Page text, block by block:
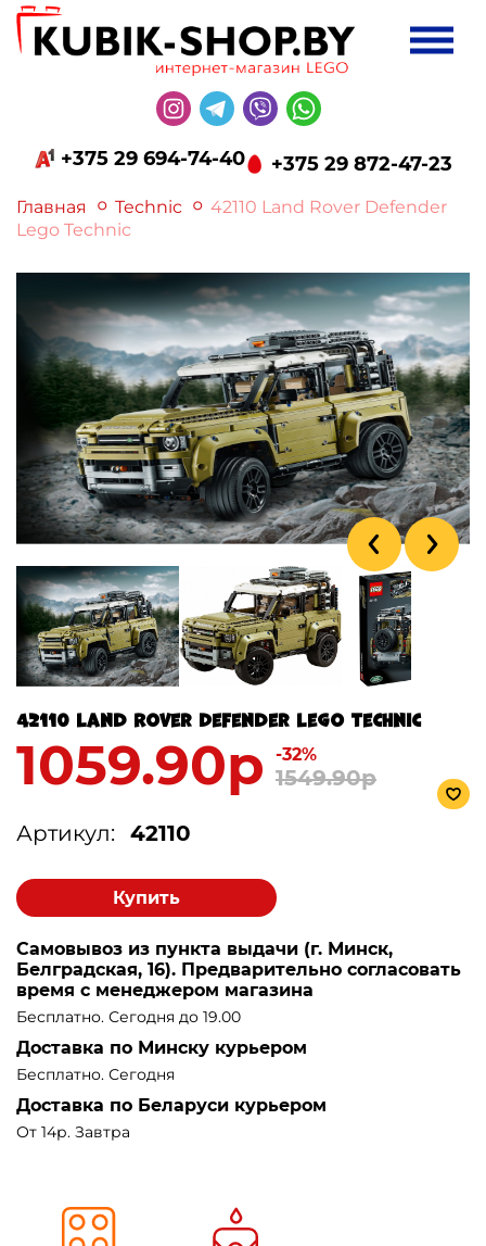
+375 29 694-74-40 +375 29 872-47-23
Главная Technic
42110 Land Rover Defender
Lego Technic
42110 Land Rover Defender Lego Technic
1059.90р -32%
1549.90р
Артикул: 42110
Купить
Самовывоз из пункта выдачи (г. Минск,
Белградская, 16). Предварительно согласовать
время с менеджером магазина
Бесплатно. Сегодня до 19.00
Доставка по Минску курьером
Бесплатно. Сегодня
Доставка по Беларуси курьером
От 14р. Завтра